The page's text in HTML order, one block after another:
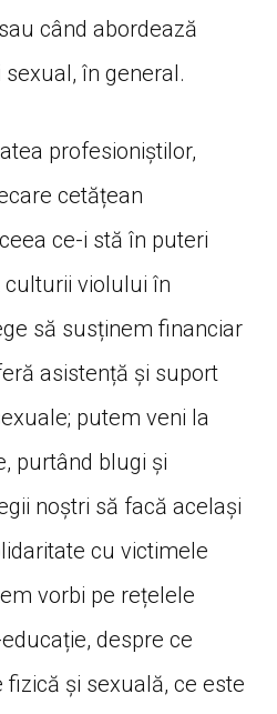
când abordează
în general.
profesioniștilor,
cetățean
ce-i stă în puteri
violului în
să susținem financiar
asistență și suport
putem veni la
purtând blugi și
noștri să facă același
cu victimele
vorbi pe rețelele
despre ce
și sexuală, ce este